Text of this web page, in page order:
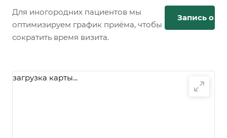
Для иногородних пациентов мы
оптимизируем график приёма, чтобы
сократить время визита.
Запись
загрузка карты...